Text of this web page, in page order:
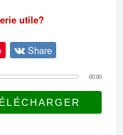
utile?
Share
00:00